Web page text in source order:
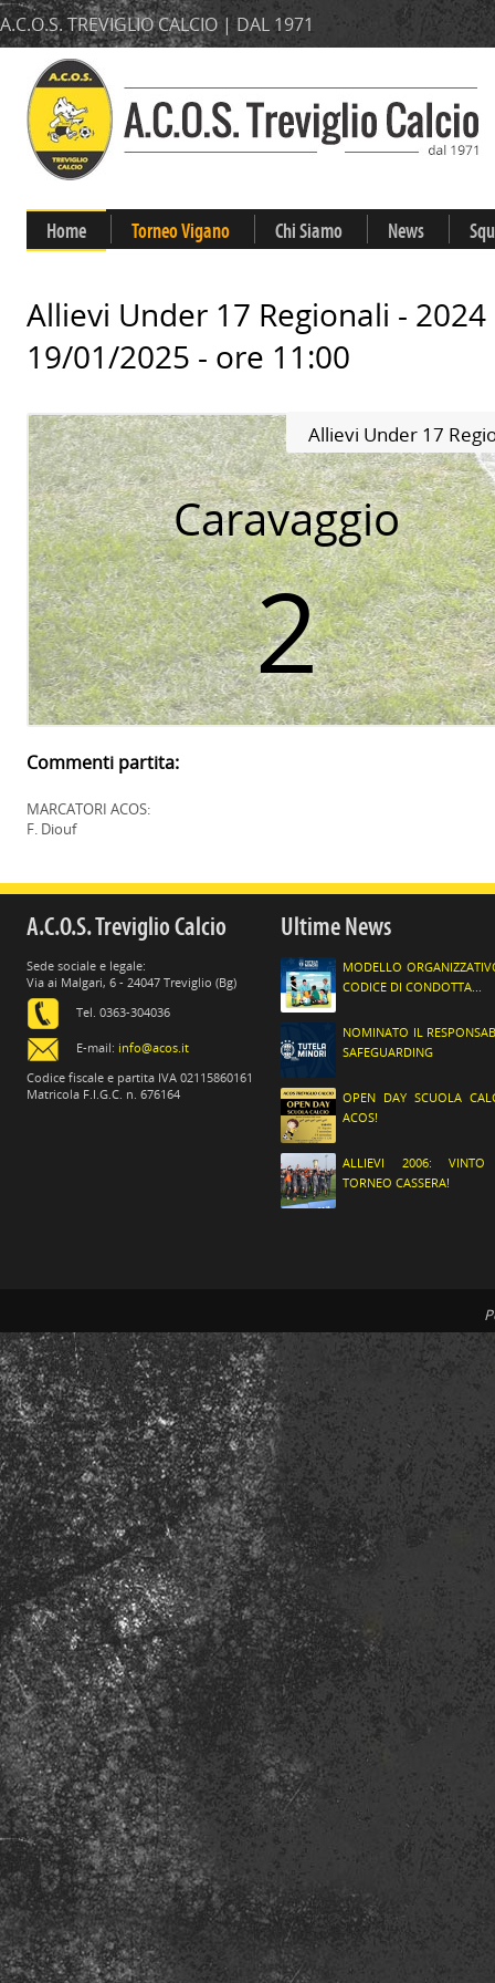
A.C.O.S. TREVIGLIO CALCIO | DAL 1971
Home Torneo Vigano Chi Siamo News
Allievi Under 17 Regionali - 2024
19/01/2025 - ore 11:00
Allievi Under 17
Caravaggio
2
Commenti partita:
MARCATORI ACOS:
F. Diouf
A.C.O.S. Treviglio Calcio
Sede sociale e legale:
Via ai Malgari, 6 - 24047 Treviglio (Bg)
Tel. 0363-304036
E-mail: info@acos.it
Codice fiscale e partita IVA 02115860161
Matricola F.I.G.C. n. 676164
Ultime News
MODELLO
CODICE DI CONDOTTA...
NOMINATO IL
SAFEGUARDING
OPEN DAY SCUOLA
ACOS!
ALLIEVI 2006:
TORNEO CASSERA!